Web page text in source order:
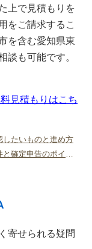
上で見積もりを
をご請求するこ
を含む愛知県東
談も可能です。
見積もりはこち
したいものと進め方
寄せられる疑問